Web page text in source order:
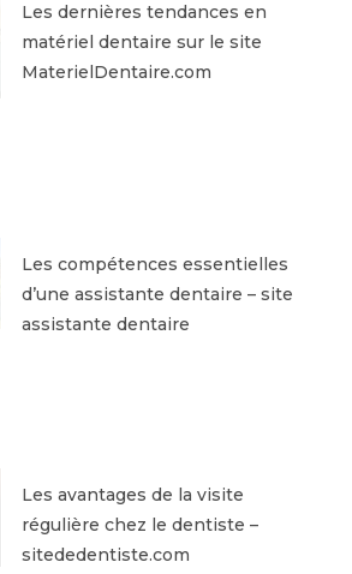
Les dernières tendances en
matériel dentaire sur le site
MaterielDentaire.com
Les compétences essentielles
d’une assistante dentaire – site
assistante dentaire
Les avantages de la visite
régulière chez le dentiste –
sitededentiste.com